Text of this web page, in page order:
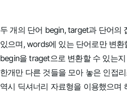
두 개의 단어 begin, target과 단어의
있으며, words에 있는 단어로만 변
begin을 traget으로 변환할 수 있는
한개만 다른 것들을 모아 놓은 인접
역시 딕셔너리 자료형을 이용했으며